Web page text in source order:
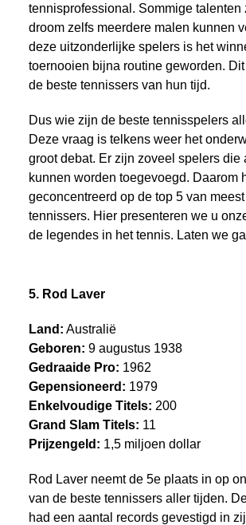
tennisprofessional. Sommige talenten
droom zelfs meerdere malen kunnen
deze uitzonderlijke spelers is het
toernooien bijna routine geworden.
de beste tennissers van hun tijd.
Dus wie zijn de beste tennisspelers
Deze vraag is telkens weer het
groot debat. Er zijn zoveel spelers die
kunnen worden toegevoegd. Daarom
geconcentreerd op de top 5 van
tennissers. Hier presenteren we u
de legendes in het tennis. Laten we
5. Rod Laver
Land: Australië
Geboren: 9 augustus 1938
Gedraaide Pro: 1962
Gepensioneerd: 1979
Enkelvoudige Titels: 200
Grand Slam Titels: 11
Prijzengeld: 1,5 miljoen dollar
Rod Laver neemt de 5e plaats in op
van de beste tennissers aller tijden.
had een aantal records gevestigd in